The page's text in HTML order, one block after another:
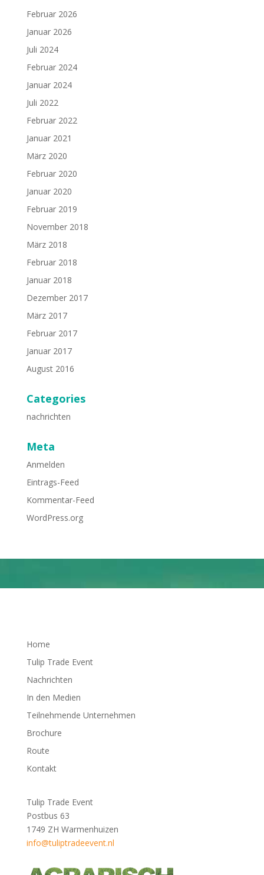
Februar 2026
Januar 2026
Juli 2024
Februar 2024
Januar 2024
Juli 2022
Februar 2022
Januar 2021
März 2020
Februar 2020
Januar 2020
Februar 2019
November 2018
März 2018
Februar 2018
Januar 2018
Dezember 2017
März 2017
Februar 2017
Januar 2017
August 2016
Categories
nachrichten
Meta
Anmelden
Eintrags-Feed
Kommentar-Feed
WordPress.org
Home
Tulip Trade Event
Nachrichten
In den Medien
Teilnehmende Unternehmen
Brochure
Route
Kontakt
Tulip Trade Event
Postbus 63
1749 ZH Warmenhuizen
info@tuliptradeevent.nl